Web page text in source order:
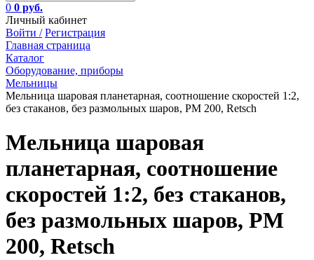
0 0 руб.
Личный кабинет
Войти / Регистрация
Главная страница
Каталог
Оборудование, приборы
Мельницы
Мельница шаровая планетарная, соотношение скоростей 1:2,
без стаканов, без размольных шаров, PM 200, Retsch
Мельница шаровая
планетарная, соотношение
скоростей 1:2, без стаканов,
без размольных шаров, PM
200, Retsch